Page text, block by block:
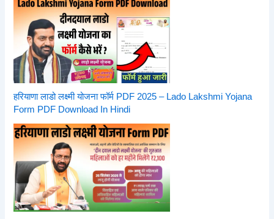
हरियाणा लाडो लक्ष्मी योजना फॉर्म PDF 2025 – Lado Lakshmi Yojana
Form PDF Download In Hindi